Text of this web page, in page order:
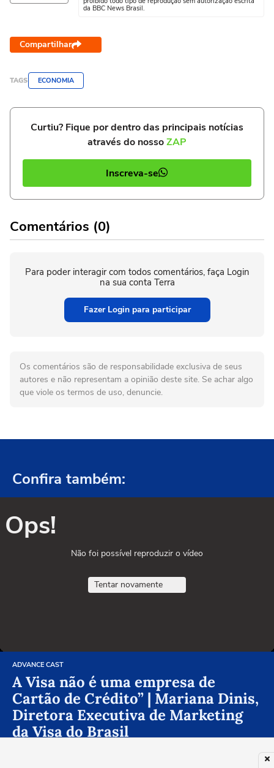
da BBC News Brasil.
Compartilhar
TAGS ECONOMIA
Curtiu? Fique por dentro das principais notícias
através do nossoZAP
Inscreva-se
Comentários (0)
Para poder interagir com todos comentários, faça Login
na sua conta Terra
Fazer Login para participar
Os comentários são de responsabilidade exclusiva de seus
autores e não representam a opinião deste site. Se achar algo
que viole os termos de uso, denuncie.
Confira também:
Ops!
Não foi possível reproduzir o vídeo
Tentar novamente
ADVANCE CAST
A Visa não é uma empresa de
Cartão de Crédito” | Mariana Dinis,
Diretora Executiva de Marketing
da Visa do Brasil